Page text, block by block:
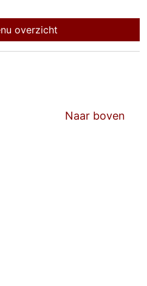
overzicht
Naar boven